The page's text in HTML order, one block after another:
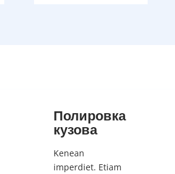
Полировка
кузова
Kenean
imperdiet. Etiam